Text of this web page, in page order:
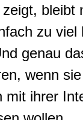
bleibt
zu
genau
wenn
mit ihrer